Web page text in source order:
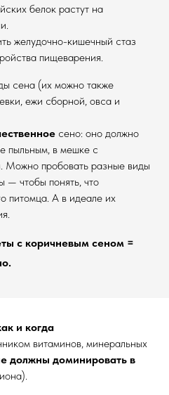
белок растут на
желудочно-кишечный стаз
пищеварения.
сена (их можно также
ежи сборной, овса и
сено: оно должно
пыльным, в мешке с
Можно пробовать разные виды
— чтобы понять, что
питомца. А в идеале их
с коричневым сеном =
и когда
витаминов, минеральных
должны доминировать в